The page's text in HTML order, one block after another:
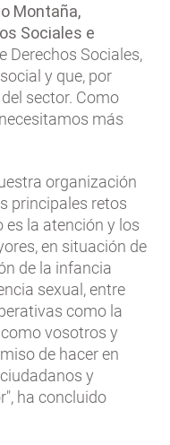
Montaña,
Sociales e
Derechos Sociales,
y que, por
sector. Como
más
organización
principales retos
la atención y los
en situación de
de la infancia
sexual, entre
como la
vosotros y
de hacer en
y
ha concluido